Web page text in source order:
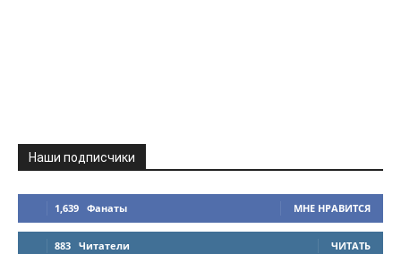
Наши подписчики
1,639 Фанаты МНЕ НРАВИТСЯ
883 Читатели ЧИТАТЬ